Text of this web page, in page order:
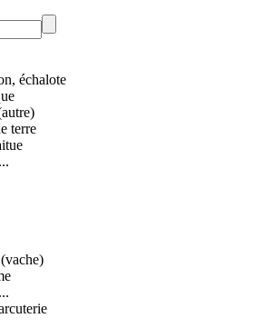
échalote
terre